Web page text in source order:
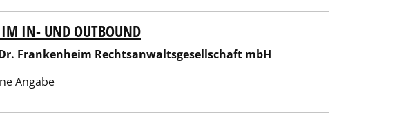
mbH
IM IN- UND OUTBOUND
Dr. Frankenheim Rechtsanwaltsgesellschaft mbH
Angabe